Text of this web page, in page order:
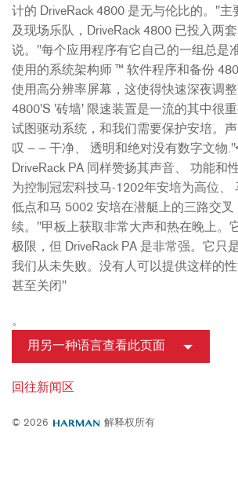
计的 DriveRack 4800 是无与伦比的。"主
及现场乐队，DriveRack 4800 已投入两
说。"每个应用程序有它自己的一组总是
使用的系统架构师 ™ 软件程序和备份
使用高分辨率屏幕，这使得快速深夜调整
4800'S '砖墙' 限速装置是一流的其中很
试图驱动系统，和我们需要保护安培。
叹 — — 干净、 透明和绝对没有数字文物
DriveRack PA 同样赞扬其声音、 功能和
为控制冠宏科技马-1202年安培为高位、
低点和马 5002 安培在潜艇上的三路交叉
续。"甲板上获取非常大声和热在晚上。
极限，但 DriveRack PA 是非常强。它只
我们从未失败。没有人可以提供这样的
甚至关闭"
。
用另一种语言查看此页面
回往新闻区
© 2026 解释权所有